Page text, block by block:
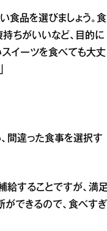
食品を選びましょう。食
ちがいいなど、目的に
スイーツを食べても大丈
間違った食事を選択す
給することですが、満
ができるので、食べすぎ